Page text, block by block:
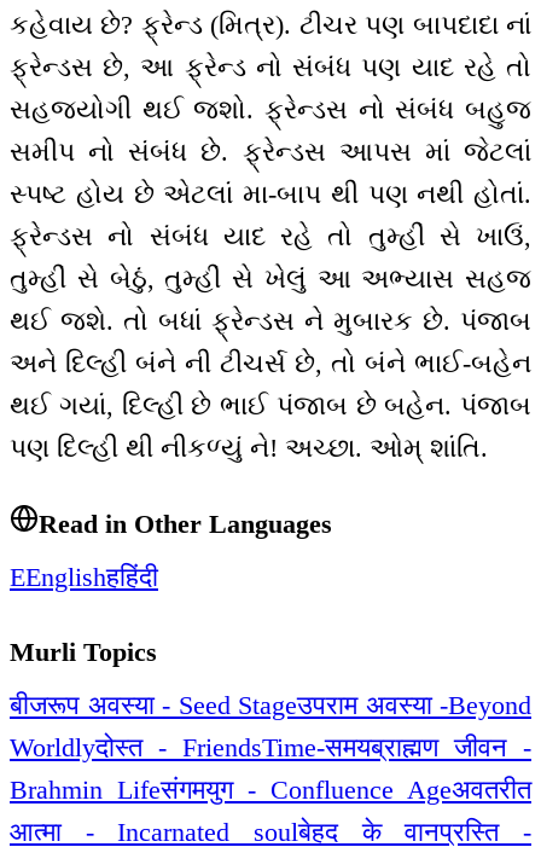
કહેવાય છે? ફ્રેન્ડ (મિત્ર). ટીચર પણ બાપદાદા નાં
ફ્રેન્ડસ છે, આ ફ્રેન્ડ નો સંબંધ પણ યાદ રહે તો
સહજયોગી થઈ જશો. ફ્રેન્ડસ નો સંબંધ બહુજ
સમીપ નો સંબંધ છે. ફ્રેન્ડસ આપસ માં જેટલાં
સ્પષ્ટ હોય છે એટલાં મા-બાપ થી પણ નથી હોતાં.
ફ્રેન્ડસ નો સંબંધ યાદ રહે તો તુમ્હીં સે ખાઉં,
તુમ્હીં સે બેઠું, તુમ્હીં સે ખેલું આ અભ્યાસ સહજ
થઈ જશે. તો બધાં ફ્રેન્ડસ ને મુબારક છે. પંજાબ
અને દિલ્હી બંને ની ટીચર્સ છે, તો બંને ભાઈ-બહેન
થઈ ગયાં, દિલ્હી છે ભાઈ પંજાબ છે બહેન. પંજાબ
પણ દિલ્હી થી નીકળ્યું ને! અચ્છા. ઓમ્ શાંતિ.
Read in Other Languages
EEnglishहहिंदी
Murli Topics
बीजरूप अवस्या - Seed Stageउपराम अवस्या -Beyond
Worldlyदोस्त - FriendsTime-समयब्राह्मण जीवन -
Brahmin Lifeसंगमयुग - Confluence Ageअवतरीत
आत्मा - Incarnated soulबेहद के वानप्रस्ति -